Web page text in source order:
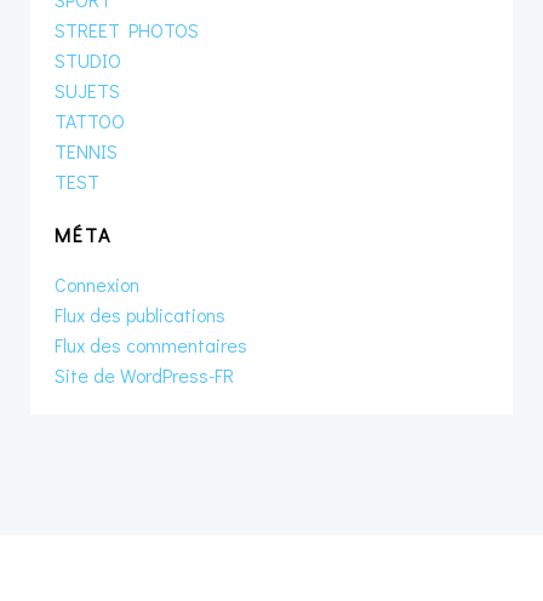
STREET PHOTOS
STUDIO
SUJETS
TATTOO
TENNIS
TEST
MÉTA
Connexion
Flux des publications
Flux des commentaires
Site de WordPress-FR